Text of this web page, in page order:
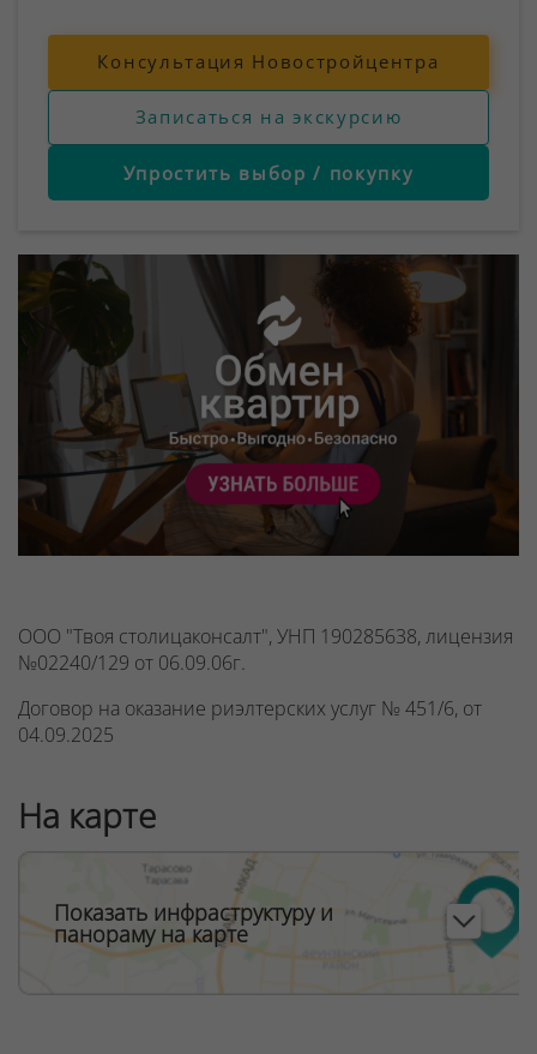
Консультация Новостройцентра
Записаться на экскурсию
Упростить выбор / покупку
ООО "Твоя столицаконсалт", УНП 190285638, лицензия
№02240/129 от 06.09.06г.
Договор на оказание риэлтерских услуг № 451/6, от
04.09.2025
На карте
Показать инфраструктуру и
панораму на карте